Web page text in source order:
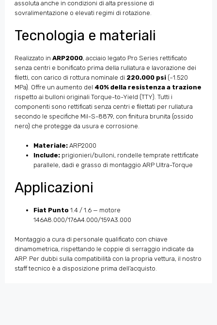
assoluta anche in condizioni di alta pressione di
sovralimentazione o elevati regimi di rotazione.
Tecnologia e materiali
Realizzato in ARP2000, acciaio legato Pro Series rettificato
senza centri e bonificato prima della rullatura e lavorazione dei
filetti, con carico di rottura nominale di 220.000 psi (~1.520
MPa). Offre un aumento del 40% della resistenza a trazione
rispetto ai bulloni originali Torque-to-Yield (TTY). Tutti i
componenti sono rettificati senza centri e filettati per rullatura
secondo le specifiche Mil-S-8879, con finitura brunita (ossido
nero) che protegge da usura e corrosione.
Materiale: ARP2000
Include: prigionieri/bulloni, rondelle temprate rettificate
parallele, dadi e grasso di montaggio ARP Ultra-Torque
Applicazioni
Fiat Punto 1.4 / 1.6 — motore
146A8.000/176A4.000/159A3.000
Montaggio a cura di personale qualificato con chiave
dinamometrica, rispettando le coppie di serraggio indicate da
ARP. Per dubbi sulla compatibilità con la propria vettura, il nostro
staff tecnico è a disposizione prima dell’acquisto.